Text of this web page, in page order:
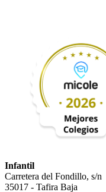
Infantil
Carretera del Fondillo, s/n
35017 - Tafira Baja